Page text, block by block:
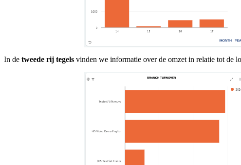
In de tweede rij tegels vinden we informatie over de omzet in relatie tot de